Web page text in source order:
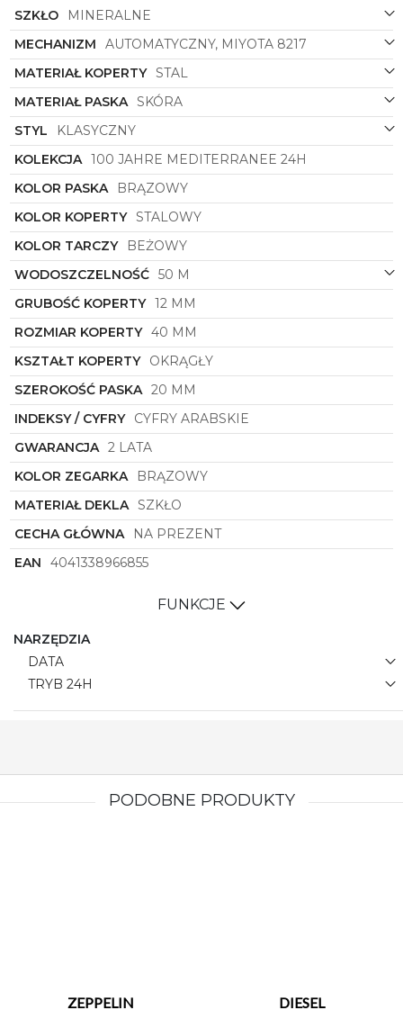
naturalnej. Połączenie tych elementów tworzy
harmonijną całość, podkreślając subtelny i
elegancki charakter tego modelu.
Beżowa tarcza z delikatnymi indeksami czasu
dodaje zegarkowi klasy i szyku, jednocześnie
zapewniając doskonałą czytelność w każdych
warunkach oświetleniowych. Precyzyjny
mechanizm z funkcją 24-godzinną gwarantuje
niezawodność wskazań czasu, co sprawia, że
zegarek ten doskonale sprawdzi się w codziennym
użytkowaniu.
Zegarek męskiZeppelinsymbol
narzędzie do mierzenia czasu, ale także elegancki
dodatek podkreślający indywidualny styl i gust
noszącego go mężczyzny. Dzięki połączeniu
klasycznego designu z wysoką jakością wykonania,
ten zegarek stanowi doskonałą propozycję dla
wszystkich miłośników ponadczasowej estetyki i
niezawodności. Pozwól sobie na luksusowy akcent
w swojej garderobie i zainwestuj w zegarek
Zeppelin, który będzie wiernym towarzyszem
przez wiele lat.
SZKŁO
MINERALNE
MECHANIZM
AUTOMATYCZNY, MIYOTA 8217
MATERIAŁ KOPERTY STAL
MATERIAŁ PASKA SKÓRA
STYL
KLASYCZNY
KOLEKCJA 100 JAHRE MEDITERRANEE 24H
KOLOR PASKA
BRĄZOWY
KOLOR KOPERTY STALOWY
KOLOR TARCZY
BEŻOWY
WODOSZCZELNOŚĆ 50 M
GRUBOŚĆ KOPERTY 12 MM
ROZMIAR KOPERTY 40 MM
KSZTAŁT KOPERTY OKRĄGŁY
SZEROKOŚĆ PASKA 20 MM
INDEKSY / CYFRY CYFRY ARABSKIE
GWARANCJA 2 LATA
KOLOR ZEGARKA
BRĄZOWY
MATERIAŁ DEKLA SZKŁO
CECHA GŁÓWNA
NA PREZENT
EAN
4041338966855
FUNKCJE
NARZĘDZIA
DATA
TRYB 24H
PODOBNE PRODUKTY
ZEPPELIN DIESEL